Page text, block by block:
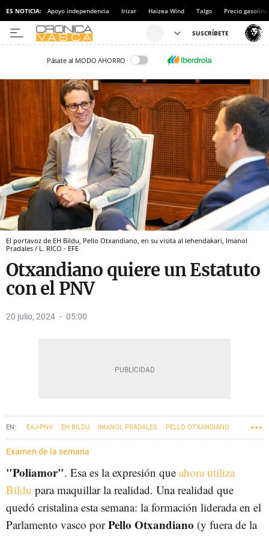
ES NOTICIA: Apoyo independencia Irizar Haizea Wind Talgo Precio gasolina
Pásate al MODO AHORRO
El portavoz de EH Bildu, Pello Otxandiano, en su visita al lehendakari, Imanol
Pradales / L. RICO - EFE
Otxandiano quiere un Estatuto
con el PNV
20 julio, 2024 05:00
EAJ-PNV EH BILDU IMANOL PRADALES PELLO OTXANDIANO
ESTATUTO VASCO AUTOGOBIERNO
Examen de la semana
"Poliamor". Esa es la expresión que ahora utiliza
Bildu para maquillar la realidad. Una realidad que
quedó cristalina esta semana: la formación liderada en el
Parlamento vasco porPello Otxandiano (y fuera de la